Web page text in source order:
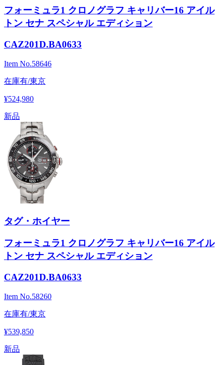
フォーミュラ1 クロノグラフ キャリバー16 アイル
トン セナ スペシャル エディション
CAZ201D.BA0633
Item No.58646
在庫有/東京
¥524,980
新品
タグ・ホイヤー
フォーミュラ1 クロノグラフ キャリバー16 アイル
トン セナ スペシャル エディション
CAZ201D.BA0633
Item No.58260
在庫有/東京
¥539,850
新品